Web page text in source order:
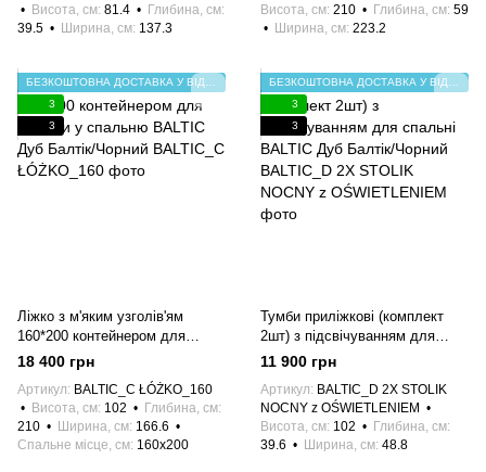
Висота, см 81.4
Глибина, см
39.5
Ширина, см 137.3
Висота, см 210 Глибина, см 59
Ширина, см 223.2
3
3
Ліжко з м'яким узголів'ям
160*200 контейнером для
білизни у спальню BALTIC Дуб
Балтік/Чорний
18 400 грн
Артикул
BALTIC_C ŁÓŻKO_160
Висота, см 102
Глибина, см
210
Ширина, см 166.6
Спальне місце, см 160x200
3
3
Тумби приліжкові (комплект
2шт) з підсвічуванням для
спальні BALTIC Дуб Балтік/
11 900 грн
Артикул
BALTIC_D 2X STOLIK
NOCNY z OŚWIETLENIEM
Висота, см 102
Глибина, см
39.6
Ширина, см 48.8